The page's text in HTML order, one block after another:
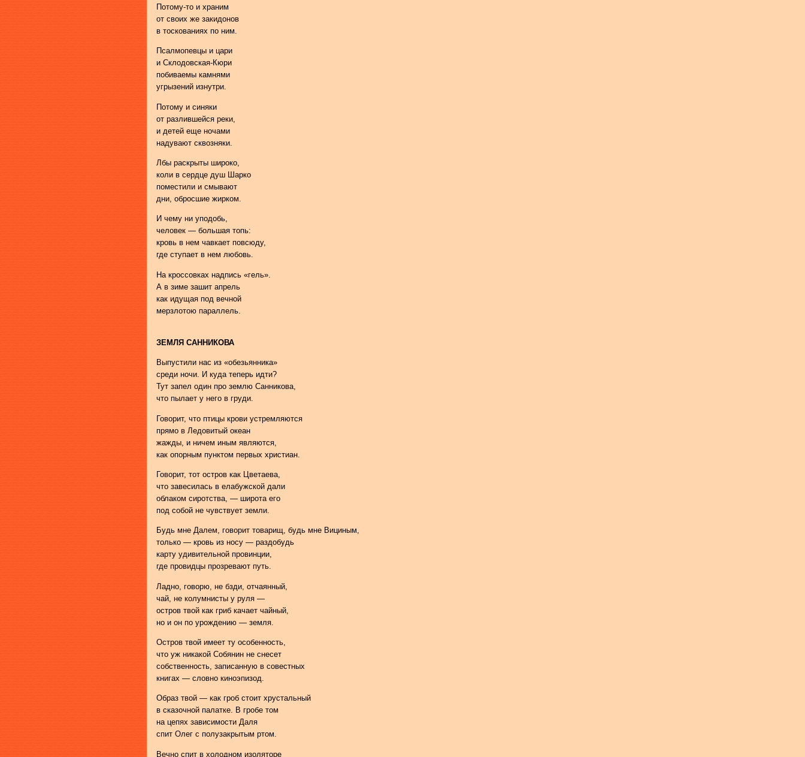
Потому-то и храним
от своих же закидонов
в тоскованиях по ним.
Псалмопевцы и цари
и Склодовская-Кюри
побиваемы камнями
угрызений изнутри.
Потому и синяки
от разлившейся реки,
и детей еще ночами
надувают сквозняки.
Лбы раскрыты широко,
коли в сердце душ Шарко
поместили и смывают
дни, обросшие жирком.
И чему ни уподобь,
человек — большая топь:
кровь в нем чавкает повсюду,
где ступает в нем любовь.
На кроссовках надпись «гель».
А в зиме зашит апрель
как идущая под вечной
мерзлотою параллель.
ЗЕМЛЯ САННИКОВА
Выпустили нас из «обезьянника»
среди ночи. И куда теперь идти?
Тут запел один про землю Санникова,
что пылает у него в груди.
Говорит, что птицы крови устремляются
прямо в Ледовитый океан
жажды, и ничем иным являются,
как опорным пунктом первых христиан.
Говорит, тот остров как Цветаева,
что завесилась в елабужской дали
облаком сиротства, — широта его
под собой не чувствует земли.
Будь мне Далем, говорит товарищ, будь мне Вициным,
только — кровь из носу — раздобудь
карту удивительной провинции,
где провидцы прозревают путь.
Ладно, говорю, не бзди, отчаянный,
чай, не колумнисты у руля —
остров твой как гриб качает чайный,
но и он по урождению — земля.
Остров твой имеет ту особенность,
что уж никакой Собянин не снесет
собственность, записанную в совестных
книгах — словно киноэпизод.
Образ твой — как гроб стоит хрустальный
в сказочной палатке. В гробе том
на цепях зависимости Даля
спит Олег с полузакрытым ртом.
Вечно спит в холодном изоляторе